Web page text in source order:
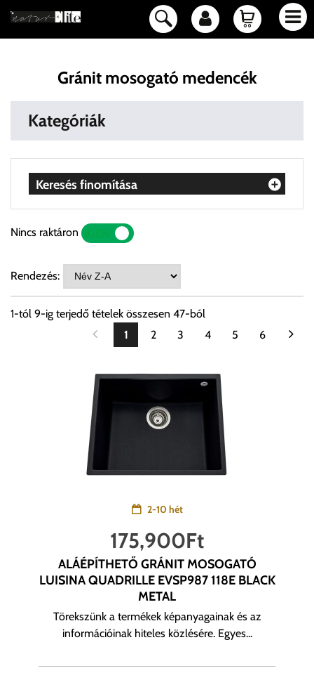
Gránit mosogató medencék
Kategóriák
Keresés finomítása
Nincs raktáron IGEN
Rendezés:
1-tól 9-ig terjedő tételek összesen 47-ból
1
2 3 4 5 6
2-10 hét
175,900Ft
ALÁÉPÍTHETŐ GRÁNIT MOSOGATÓ
LUISINA QUADRILLE EVSP987 118E BLACK
METAL
Törekszünk a termékek képanyagainak és az
információinak hiteles közlésére. Egyes...